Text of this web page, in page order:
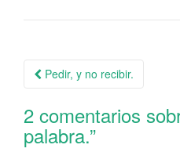
Navegación
Pedir, y no recibir.
2 comentarios
palabra.”